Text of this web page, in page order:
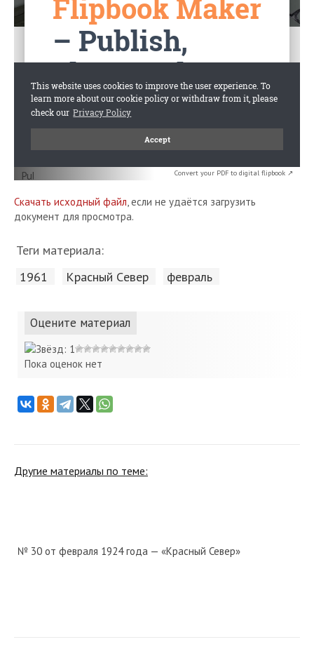
Convert your PDF to digital flipbook ↗
Скачать исходный файл, если не удаётся загрузить
документ для просмотра.
Теги материала:
1961 Красный Cевер февраль
Оцените материал
Пока оценок нет
Другие материалы по теме:
№ 30 от февраля 1924 года — «Красный Север»